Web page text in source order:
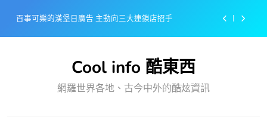
content
百事可樂的漢堡日廣告 主動向三大連鎖店招手
戴著金牌的醬油瓶 市佔率第一的龜甲萬廣告
感動落淚也笑到流淚的斷髮式
Cool info 酷東西
網羅世界各地、古今中外的酷炫資訊